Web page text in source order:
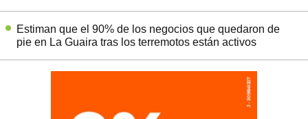
Estiman que el 90% de los negocios que quedaron de
pie en La Guaira tras los terremotos están activos